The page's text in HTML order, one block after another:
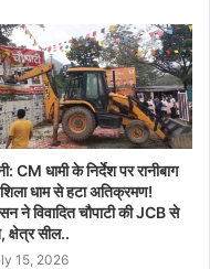
CM धामी के निर्देश पर रानीबाग
धाम से हटा अतिक्रमण!
ने विवादित चौपाटी की JCB से
क्षेत्र सील..
15, 2026